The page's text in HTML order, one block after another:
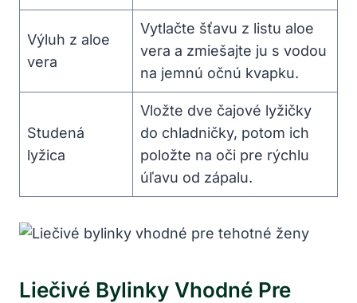
Výluh z aloe
vera
Vytlačte šťavu‍ z listu​ aloe
vera a ‍zmiešajte ju s vodou
na jemnú očnú kvapku.
Studená
lyžica
Vložte dve čajové⁤ lyžičky
do chladničky, potom ‌ich
položte​ na⁢ oči pre rýchlu
úľavu od zápalu.
Liečivé⁢ Bylinky Vhodné Pre